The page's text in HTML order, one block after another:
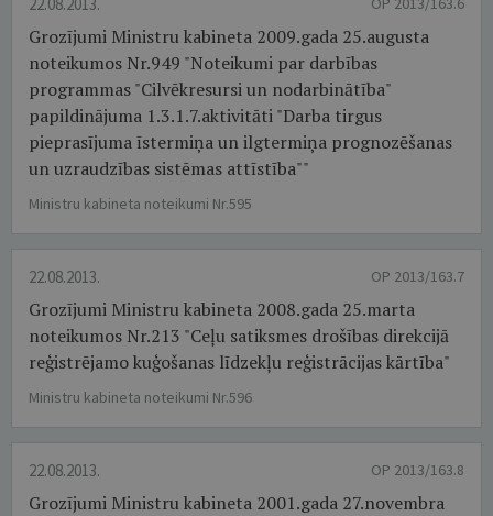
Grozījumi Ministru kabineta 2009.gada 25.augusta
noteikumos Nr.949 "Noteikumi par darbības
programmas "Cilvēkresursi un nodarbinātība"
papildinājuma 1.3.1.7.aktivitāti "Darba tirgus
pieprasījuma īstermiņa un ilgtermiņa prognozēšanas
un uzraudzības sistēmas attīstība""
Ministru kabineta noteikumi Nr.595
22.08.2013. OP 2013/163.7
Grozījumi Ministru kabineta 2008.gada 25.marta
noteikumos Nr.213 "Ceļu satiksmes drošības direkcijā
reģistrējamo kuģošanas līdzekļu reģistrācijas kārtība"
Ministru kabineta noteikumi Nr.596
22.08.2013. OP 2013/163.8
Grozījumi Ministru kabineta 2001.gada 27.novembra